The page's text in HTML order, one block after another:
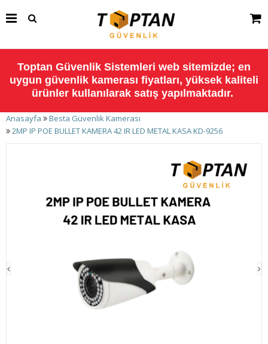
Toptan Güvenlik Sistemleri web sitemizde; en
uygun güvenlik kamerası fiyatları, yüksek kaliteli
ürünler kullanılarak satış yapılmaktadır.
Anasayfa
Besta Güvenlik Kamerası
2MP IP POE BULLET KAMERA 42 IR LED METAL KASA KD-9256